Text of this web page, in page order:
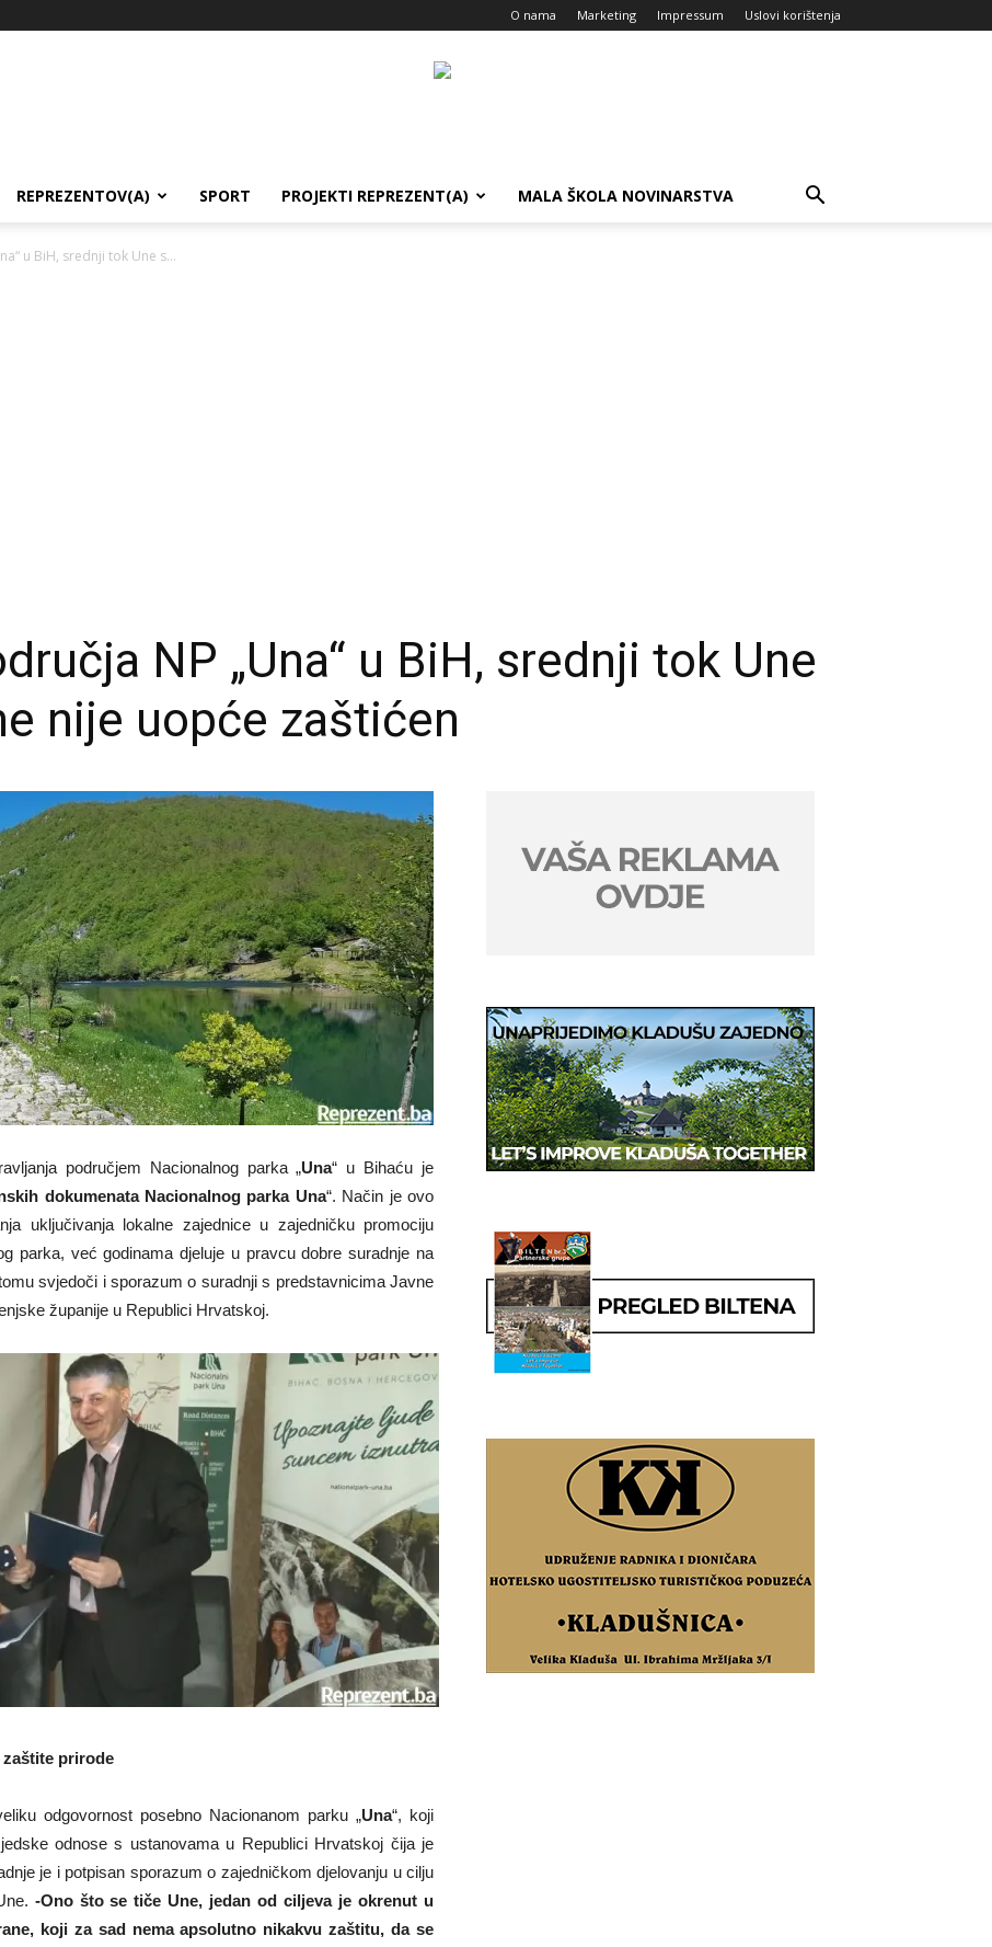
O nama Marketing Impressum Uslovi korištenja
REPREZENTOV(A) SPORT PROJEKTI REPREZENT(A) MALA ŠKOLA NOVINARSTVA
u BiH, srednji tok Une s...
NP „Una“ u BiH, srednji tok Une
nije uopće zaštićen
područjem Nacionalnog parka „Una“ u Bihaću je
dokumenata Nacionalnog parka Una“. Način je ovo
uključivanja lokalne zajednice u zajedničku promociju
parka, već godinama djeluje u pravcu dobre suradnje na
svjedoči i sporazum o suradnji s predstavnicima Javne
županije u Republici Hrvatskoj.
prirode
odgovornost posebno Nacionanom parku „Una“, koji
odnose s ustanovama u Republici Hrvatskoj čija je
je i potpisan sporazum o zajedničkom djelovanju u cilju
-Ono što se tiče Une, jedan od ciljeva je okrenut u
koji za sad nema apsolutno nikakvu zaštitu, da se